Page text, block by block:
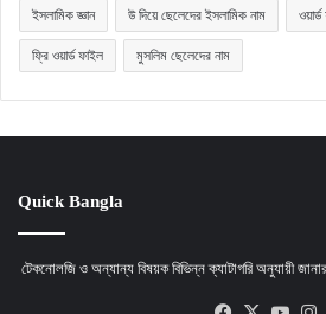
ইসলামিক জ্ঞান উ দিয়ে ছেলেদের ইসলামিক নাম
ফ্রি ওয়ার্ড ফাইল মুসলিম ছেলেদের নাম
Quick Bangla
টেকনোলজি ও অন্যান্য বিষয়ক বিভিন্ন ক্যাটাগরি অনুযায়ী